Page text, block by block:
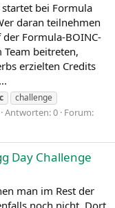
bei Formula
daran teilnehmen
Formula-BOINC-
beitreten,
erzielten Credits
challenge
Antworten: 0 Forum:
Day Challenge
man im Rest der
noch nicht. Dort